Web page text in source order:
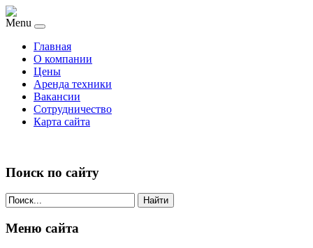
Menu
Главная
О компании
Цены
Аренда техники
Вакансии
Сотрудничество
Карта сайта
Поиск по сайту
Найти
Меню сайта